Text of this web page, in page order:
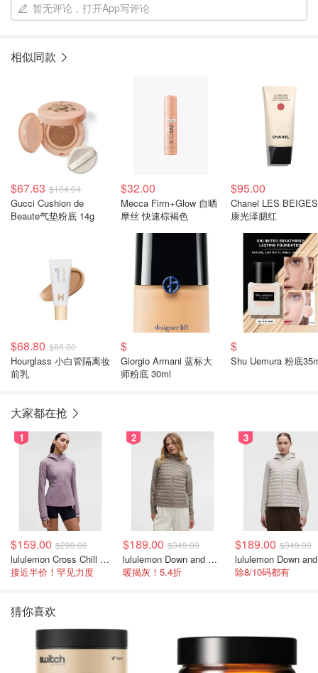
暂无评论，打开App写评论
相似同款
$67.63 $104.04
Gucci Cushion de
Beaute气垫粉底 14g
$32.00
Mecca Firm+Glow 自晒
摩丝 快速棕褐色
$95.00
Chanel LES
康光泽腮红
$68.80 $86.00
Hourglass 小白管隔离妆
前乳
$
Giorgio Armani 蓝标大
师粉底 30ml
$
Shu Uemura 粉底
大家都在抢
1
$159.00 $299.00
lululemon Cross Chill 女士运动外套
接近半价！罕见力度
2
$189.00 $349.00
lululemon Down and Around 羽绒夹克
暖揭灰！5.4折
3
$189.00 $349.00
除8/10码都有
猜你喜欢